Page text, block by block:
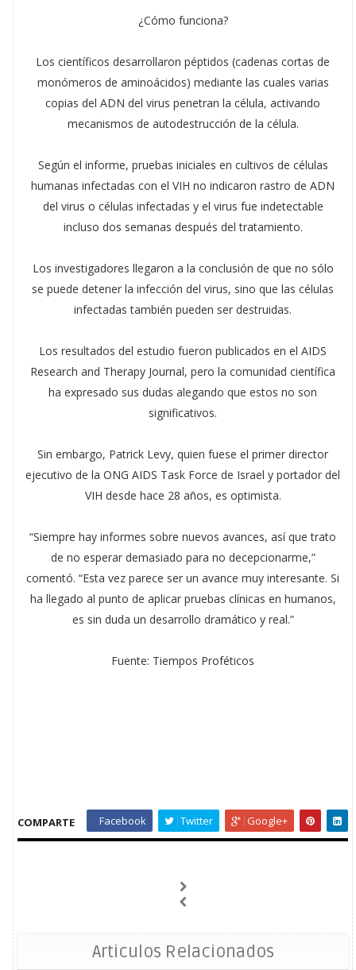
¿Cómo funciona?
Los científicos desarrollaron péptidos (cadenas cortas de
monómeros de aminoácidos) mediante las cuales varias
copias del ADN del virus penetran la célula, activando
mecanismos de autodestrucción de la célula.
Según el informe, pruebas iniciales en cultivos de células
humanas infectadas con el VIH no indicaron rastro de ADN
del virus o células infectadas y el virus fue indetectable
incluso dos semanas después del tratamiento.
Los investigadores llegaron a la conclusión de que no sólo
se puede detener la infección del virus, sino que las células
infectadas también pueden ser destruidas.
Los resultados del estudio fueron publicados en el AIDS
Research and Therapy Journal, pero la comunidad científica
ha expresado sus dudas alegando que estos no son
significativos.
Sin embargo, Patrick Levy, quien fuese el primer director
ejecutivo de la ONG AIDS Task Force de Israel y portador del
VIH desde hace 28 años, es optimista.
“Siempre hay informes sobre nuevos avances, así que trato
de no esperar demasiado para no decepcionarme,”
comentó. “Esta vez parece ser un avance muy interesante. Si
ha llegado al punto de aplicar pruebas clínicas en humanos,
es sin duda un desarrollo dramático y real.”
Fuente: Tiempos Proféticos
COMPARTE Facebook Twitter Google+
Articulos Relacionados